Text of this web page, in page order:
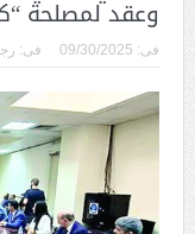
وعقد لمصلحة
فى: 09/30/2025 فى: